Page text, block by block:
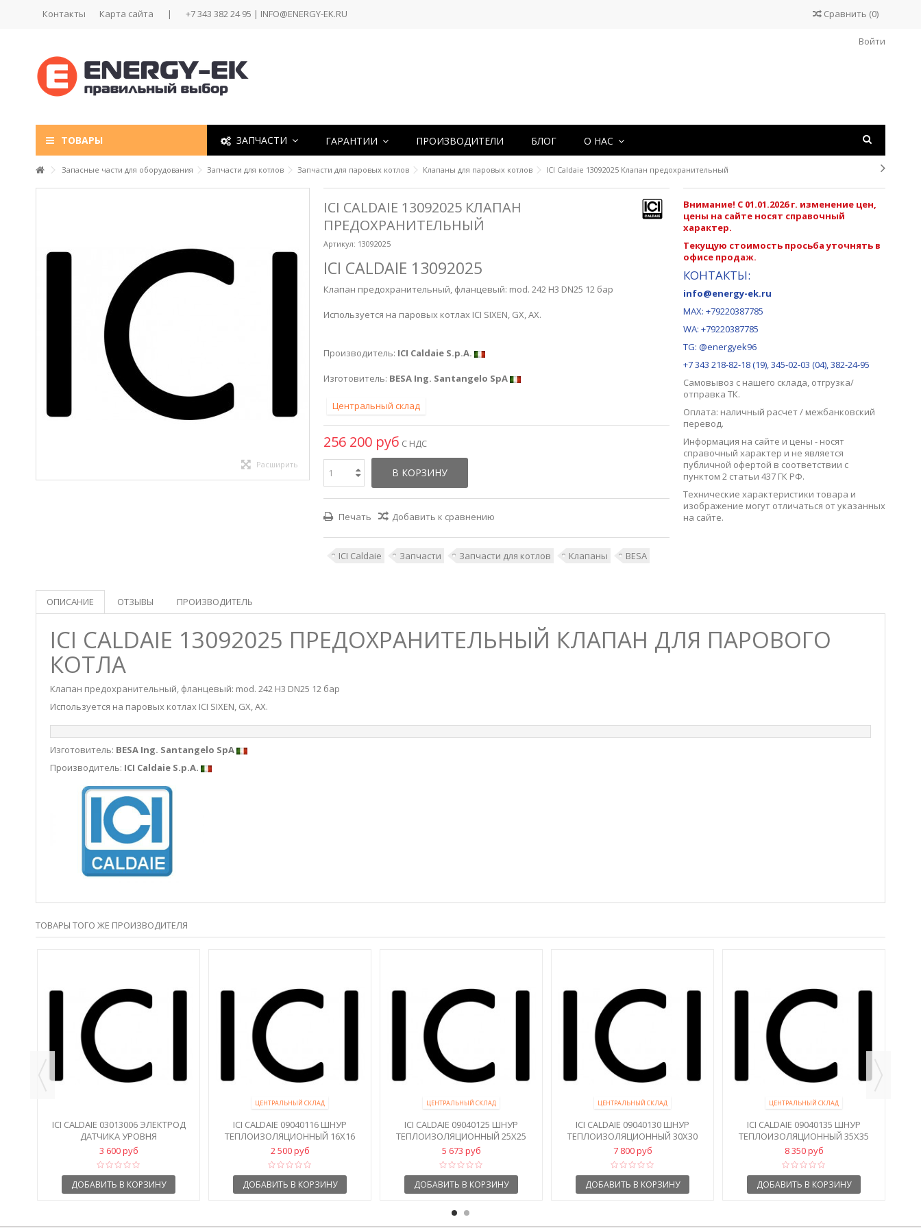
Контакты Карта сайта | +7 343 382 24 95 | INFO@ENERGY-EK.RU Сравнить (0)
Войти
ТОВАРЫ ЗАПЧАСТИ ГАРАНТИИ ПРОИЗВОДИТЕЛИ БЛОГ О НАС
Запасные части для оборудования Запчасти для котлов Запчасти для паровых котлов Клапаны для паровых котлов ICI Caldaie 13092025 Клапан предохранительный
Расширить
ICI CALDAIE 13092025 КЛАПАН
ПРЕДОХРАНИТЕЛЬНЫЙ
Артикул: 13092025
ICI CALDAIE 13092025
Клапан предохранительный, фланцевый: mod. 242 H3 DN25 12 бар
Используется на паровых котлах ICI SIXEN, GX, AX.
Производитель: ICI Caldaie S.p.A.
Изготовитель: BESA Ing. Santangelo SpA
Центральный склад
256 200 руб С НДС
В КОРЗИНУ
Печать Добавить к сравнению
ICI Caldaie Запчасти Запчасти для котлов Клапаны BESA
Внимание! С 01.01.2026 г. изменение цен,
цены на сайте носят справочный
характер.
Текущую стоимость просьба уточнять в
офисе продаж.
КОНТАКТЫ:
info@energy-ek.ru
MAX: +79220387785
WA: +79220387785
TG: @energyek96
+7 343 218-82-18 (19), 345-02-03 (04), 382-24-95
Самовывоз с нашего склада, отгрузка/
отправка ТК.
Оплата: наличный расчет / межбанковский
перевод.
Информация на сайте и цены - носят
справочный характер и не является
публичной офертой в соответствии с
пунктом 2 статьи 437 ГК РФ.
Технические характеристики товара и
изображение могут отличаться от указанных
на сайте.
ОПИСАНИЕ ОТЗЫВЫ ПРОИЗВОДИТЕЛЬ
ICI CALDAIE 13092025 ПРЕДОХРАНИТЕЛЬНЫЙ КЛАПАН ДЛЯ ПАРОВОГО
КОТЛА
Клапан предохранительный, фланцевый: mod. 242 H3 DN25 12 бар
Используется на паровых котлах ICI SIXEN, GX, AX.
Изготовитель: BESA Ing. Santangelo SpA
Производитель: ICI Caldaie S.p.A.
ТОВАРЫ ТОГО ЖЕ ПРОИЗВОДИТЕЛЯ
ICI CALDAIE 03013006 ЭЛЕКТРОД
ДАТЧИКА УРОВНЯ
3 600 руб
ДОБАВИТЬ В КОРЗИНУ
ЦЕНТРАЛЬНЫЙ СКЛАД
ICI CALDAIE 09040116 ШНУР
ТЕПЛОИЗОЛЯЦИОННЫЙ 16Х16
2 500 руб
ДОБАВИТЬ В КОРЗИНУ
ЦЕНТРАЛЬНЫЙ СКЛАД
ICI CALDAIE 09040125 ШНУР
ТЕПЛОИЗОЛЯЦИОННЫЙ 25X25
5 673 руб
ДОБАВИТЬ В КОРЗИНУ
ЦЕНТРАЛЬНЫЙ СКЛАД
ICI CALDAIE 09040130 ШНУР
ТЕПЛОИЗОЛЯЦИОННЫЙ 30Х30
7 800 руб
ДОБАВИТЬ В КОРЗИНУ
ЦЕНТРАЛЬНЫЙ СКЛАД
ICI CALDAIE 09040135 ШНУР
ТЕПЛОИЗОЛЯЦИОННЫЙ 35Х35
8 350 руб
ДОБАВИТЬ В КОРЗИНУ